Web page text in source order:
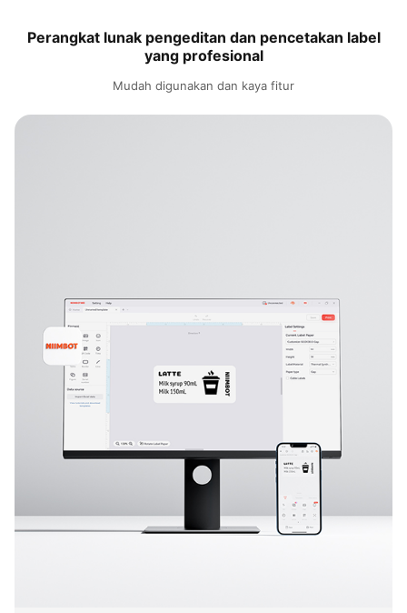
Perangkat lunak pengeditan dan pencetakan label
yang profesional
Mudah digunakan dan kaya fitur